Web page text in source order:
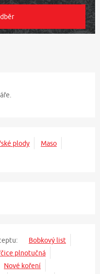
plody
Maso
Bobkový list
plnotučná
Nové koření